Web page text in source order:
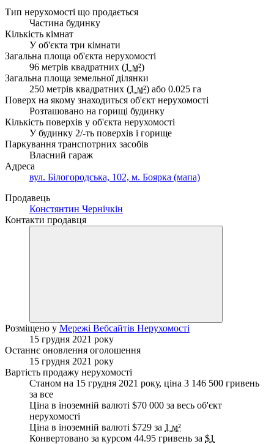
Тип нерухомості що продається
Частина будинку
Кількість кімнат
У об'єкта три кімнати
Загальна площа об'єкта нерухомості
96 метрів квадратних (1 м²)
Загальна площа земельної ділянки
250 метрів квадратних (1 м²) або 0.025 га
Поверх на якому знаходиться об'єкт нерухомості
Розташовано на горищі будинку
Кількість поверхів у об'єкта нерухомості
У будинку 2/-ть поверхів і горище
Паркування транспотрних засобів
Власний гараж
Адреса
вул. Білогородська, 102, м. Боярка (мапа)
Продавець
Констянтин Чернічкін
Контакти продавця
Розміщено у Мережі Вебсайтів Нерухомості
15 грудня 2021 року
Останнє оновлення оголошення
15 грудня 2021 року
Вартість продажу нерухомості
Станом на 15 грудня 2021 року, ціна 3 146 500 гривень
за все
Ціна в іноземній валюті $70 000 за весь об'єкт
нерухомості
Ціна в іноземній валюті $729 за 1 м²
Конвертовано за курсом 44.95 гривень за $1